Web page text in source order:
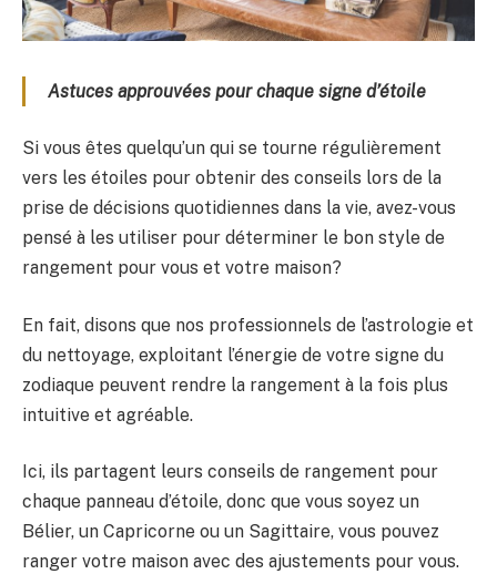
Astuces approuvées pour chaque signe d’étoile
Si vous êtes quelqu’un qui se tourne régulièrement
vers les étoiles pour obtenir des conseils lors de la
prise de décisions quotidiennes dans la vie, avez-vous
pensé à les utiliser pour déterminer le bon style de
rangement pour vous et votre maison?
En fait, disons que nos professionnels de l’astrologie et
du nettoyage, exploitant l’énergie de votre signe du
zodiaque peuvent rendre la rangement à la fois plus
intuitive et agréable.
Ici, ils partagent leurs conseils de rangement pour
chaque panneau d’étoile, donc que vous soyez un
Bélier, un Capricorne ou un Sagittaire, vous pouvez
ranger votre maison avec des ajustements pour vous.